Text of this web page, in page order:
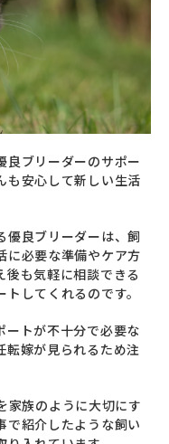
良ブリーダーのサポー
も安心して新しい生活
優良ブリーダーは、飼
に必要な準備やケア方
も気軽に相談できる
してくれるのです。
ートが不十分で必要な
転嫁が見られるため注
族のように大切にす
で紹介したような飼い